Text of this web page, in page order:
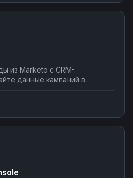
SEO-мониторинга.
из Marketo с CRM-
данные кампаний в
интеграции Marketo
без
Nodul.